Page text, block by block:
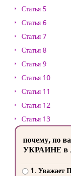
Статья 5
Статья 6
Статья 7
Статья 8
Статья 9
Статья 10
Статья 11
Статья 12
Статья 13
почему, по
УКРАИНЕ в
1. Уважает